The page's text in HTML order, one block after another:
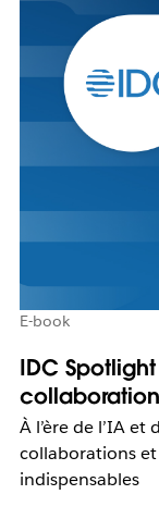
E-book
IDC
collaboration
À l’ère de l’IA
collaborations
indispensables